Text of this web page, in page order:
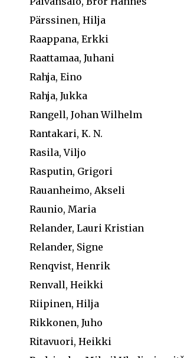
Pärssinen, Hilja
Raappana, Erkki
Raattamaa, Juhani
Rahja, Eino
Rahja, Jukka
Rangell, Johan Wilhelm
Rantakari, K. N.
Rasila, Viljo
Rasputin, Grigori
Rauanheimo, Akseli
Raunio, Maria
Relander, Lauri Kristian
Relander, Signe
Renqvist, Henrik
Renvall, Heikki
Riipinen, Hilja
Rikkonen, Juho
Ritavuori, Heikki